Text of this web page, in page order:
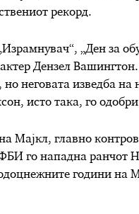
рекорд.
„Ден за
Дензел
неговата изведба на
исто така, го
главно
го нападна ранчот
години на